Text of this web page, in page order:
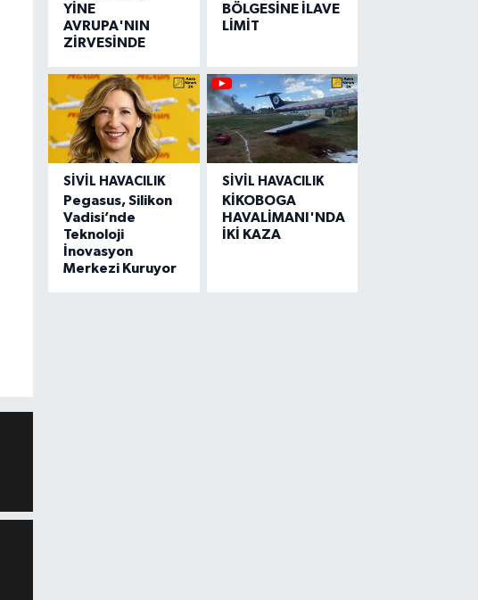
YİNE
AVRUPA'NIN
ZİRVESİNDE
BÖLGESİNE İLAVE
LİMİT
SIVIL HAVACILIK
Pegasus, Silikon
Vadisi’nde
Teknoloji
İnovasyon
Merkezi Kuruyor
SIVIL HAVACILIK
KİKOBOGA
HAVALİMANI'NDA
İKİ KAZA